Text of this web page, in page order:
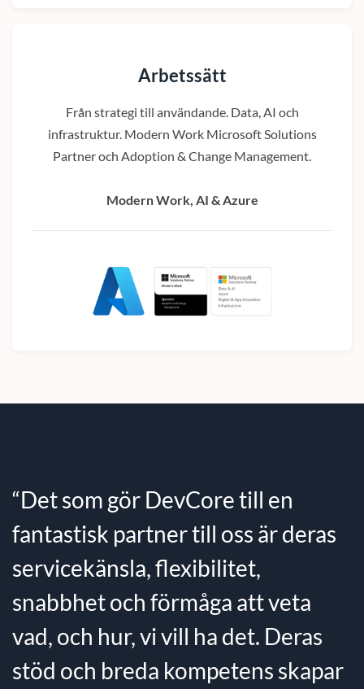
Arbetssätt
Från strategi till användande. Data, AI och
infrastruktur. Modern Work Microsoft Solutions
Partner och Adoption & Change Management.
Modern Work, AI & Azure
“Det som gör DevCore till en
fantastisk partner till oss är deras
servicekänsla, flexibilitet,
snabbhet och förmåga att veta
vad, och hur, vi vill ha det. Deras
stöd och breda kompetens skapar